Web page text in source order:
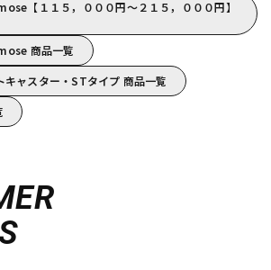
【１１５，０００円～２１５，０００円】
商品一覧
ャスター・STタイプ 商品一覧